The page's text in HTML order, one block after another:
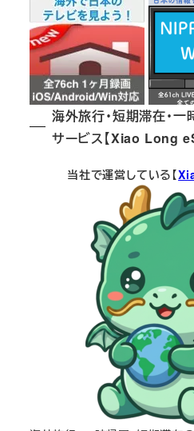
海外旅行・短期滞在・
サービス【Xiao Long
当社で運営している【